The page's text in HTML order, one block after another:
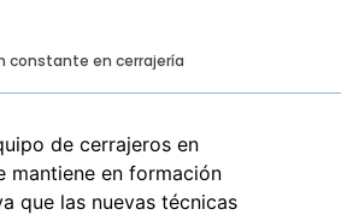
constante en cerrajería
de cerrajeros en
mantiene en formación
que las nuevas técnicas